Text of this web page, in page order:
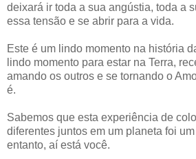
deixará ir toda a sua angústia, toda a
essa tensão e se abrir para a vida.
Este é um lindo momento na história
lindo momento para estar na Terra,
amando os outros e se tornando o
é.
Sabemos que esta experiência de
diferentes juntos em um planeta foi
entanto, aí está você.